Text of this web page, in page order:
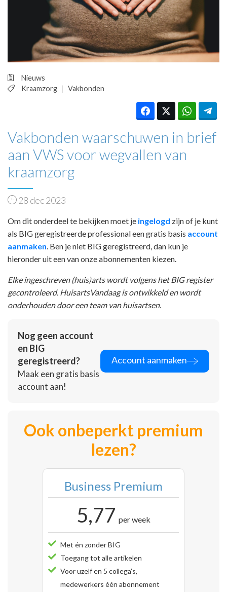
PRAKTIJKZAKEN
TARIEVEN
VPHUISARTSEN
MEDISCHE VAKHANDEL
REGISTRATIE
Nieuws
Kraamzorg
Vakbonden
Vakbonden waarschuwen in brief
aan VWS voor wegvallen van
kraamzorg
28 dec 2023
Om dit onderdeel te bekijken moet je ingelogd zijn of je kunt
als BIG geregistreerde professional een gratis basis account
aanmaken . Ben je niet BIG geregistreerd, dan kun je
hieronder uit een van onze abonnementen kiezen.
Elke ingeschreven (huis)arts wordt volgens het BIG register
gecontroleerd. HuisartsVandaag is ontwikkeld en wordt
onderhouden door een team van huisartsen.
Nog geen account
en BIG
geregistreerd?
Maak een gratis basis
account aan!
Account aanmaken
Ook onbeperkt premium
lezen?
Business Premium
5,77 per week
Met én zonder BIG
Toegang tot alle artikelen
Voor uzelf en 5 collega’s,
medewerkers één abonnement